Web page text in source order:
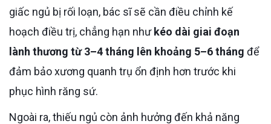
giấc ngủ bị rối loạn, bác sĩ sẽ cần điều chỉnh kế
hoạch điều trị, chẳng hạn nhưkéo dài giai đoạn
lành thương từ 3–4 tháng lên khoảng 5–6 tháng để
đảm bảo xương quanh trụ ổn định hơn trước khi
phục hình răng sứ.
Ngoài ra, thiếu ngủ còn ảnh hưởng đến khả năng